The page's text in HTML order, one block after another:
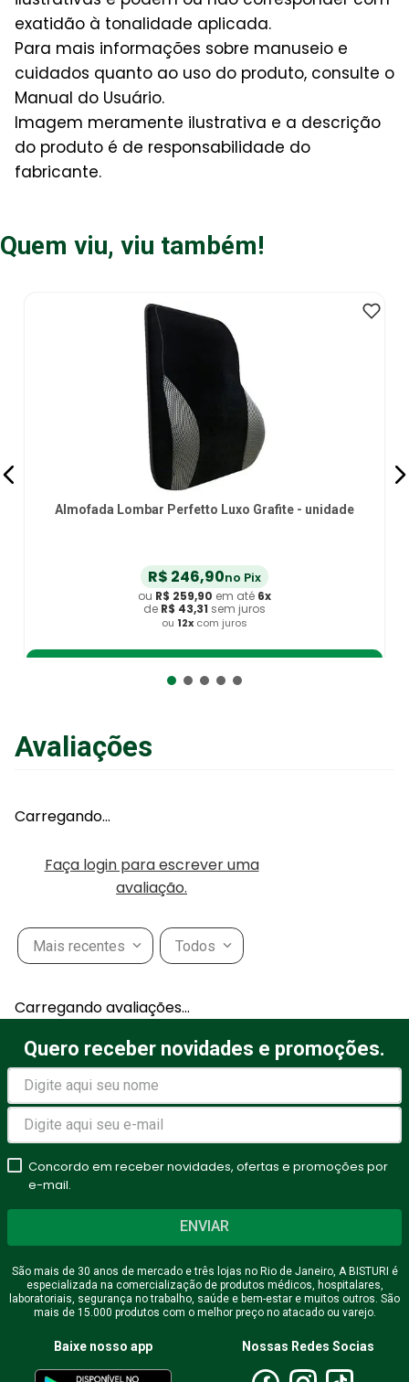
exatidão à tonalidade aplicada.
Para mais informações sobre manuseio e
cuidados quanto ao uso do produto, consulte o
Manual do Usuário.
Imagem meramente ilustrativa e a descrição
do produto é de responsabilidade do
fabricante.
Quem viu, viu também!
Almofada Lombar Perfetto Luxo Grafite - unidade
R$ 246,90no Pix
ou R$ 259,90 em até 6x
de R$ 43,31 sem juros
ou 12x com juros
Avaliações
Carregando…
Faça login para escrever uma
avaliação.
Mais recentes Todos
Carregando avaliações…
Quero receber novidades e promoções.
Concordo em receber novidades, ofertas e promoções por
e-mail.
ENVIAR
São mais de 30 anos de mercado e três lojas no Rio de Janeiro, A BISTURI é
especializada na comercialização de produtos médicos, hospitalares,
laboratoriais, segurança no trabalho, saúde e bem-estar e muitos outros. São
mais de 15.000 produtos com o melhor preço no atacado ou varejo.
Baixe nosso app Nossas Redes Socias